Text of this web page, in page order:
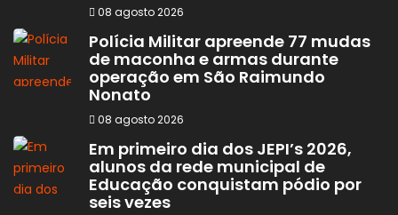
08 agosto 2026
Polícia Militar apreende 77 mudas
de maconha e armas durante
operação em São Raimundo
Nonato
08 agosto 2026
Em primeiro dia dos JEPI’s 2026,
alunos da rede municipal de
Educação conquistam pódio por
seis vezes